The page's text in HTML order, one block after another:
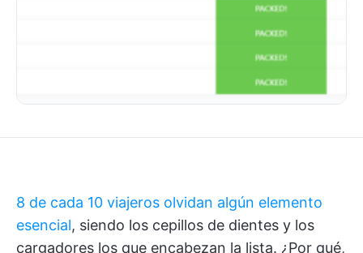
8 de cada 10 viajeros olvidan algún elemento
esencial, siendo los cepillos de dientes y los
cargadores los que encabezan la lista. ¿Por qué,